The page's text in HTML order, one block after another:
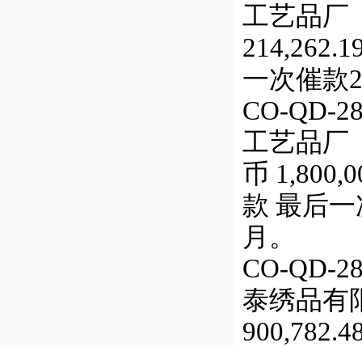
工艺品厂
一次催款
CO-QD-
工艺品厂
币
款 最后
月。
CO-QD-
泰绣品有